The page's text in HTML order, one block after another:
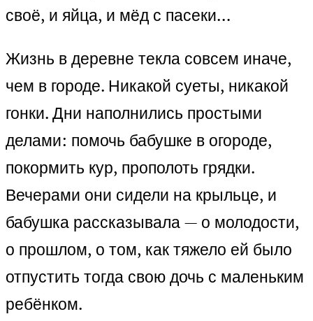
своё, и яйца, и мёд с пасеки…
Жизнь в деревне текла совсем иначе,
чем в городе. Никакой суеты, никакой
гонки. Дни наполнились простыми
делами: помочь бабушке в огороде,
покормить кур, прополоть грядки.
Вечерами они сидели на крыльце, и
бабушка рассказывала — о молодости,
о прошлом, о том, как тяжело ей было
отпустить тогда свою дочь с маленьким
ребёнком.